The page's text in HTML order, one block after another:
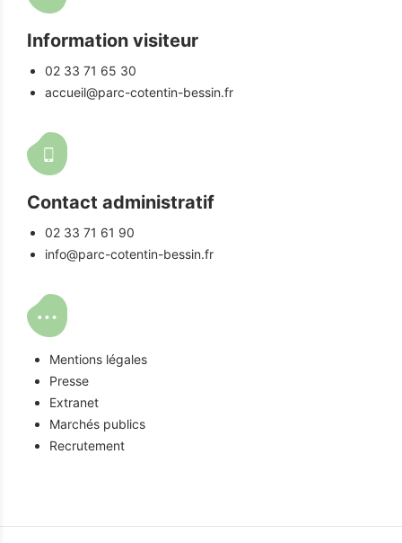
Information visiteur
02 33 71 65 30
accueil@parc-cotentin-bessin.fr
Contact administratif
02 33 71 61 90
info@parc-cotentin-bessin.fr
Mentions légales
Presse
Extranet
Marchés publics
Recrutement